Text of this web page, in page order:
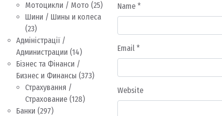
Мотоцикли / Мото (25)
Шини / Шины и колеса
(23)
Адміністрації /
Администрации (14)
Бізнес та Фінанси /
Бизнес и Финансы (373)
Страхування /
Страхование (128)
Банки (297)
Name *
Email *
Website